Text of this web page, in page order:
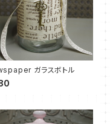
ガラスボトル